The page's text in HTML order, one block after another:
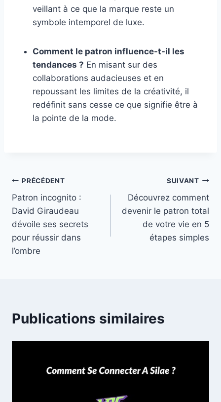
veillant à ce que la marque reste un
symbole intemporel de luxe.
Comment le patron influence-t-il les
tendances ? En misant sur des
collaborations audacieuses et en
repoussant les limites de la créativité, il
redéfinit sans cesse ce que signifie être à
la pointe de la mode.
Navigation
de
l’article
PRÉCÉDENT
Patron incognito :
David Giraudeau
dévoile ses secrets
pour réussir dans
l’ombre
SUIVANT
Découvrez comment
devenir le patron total
de votre vie en 5
étapes simples
Publications similaires